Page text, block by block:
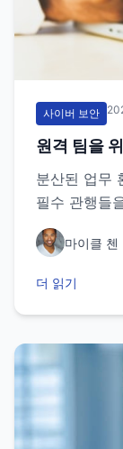
사이버 보안
원격 팀을
분산된 업무
필수 관행들
마이클 첸
더 읽기